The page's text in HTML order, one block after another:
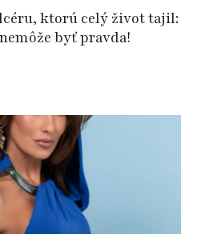
ktorú celý život tajil:
byť pravda!